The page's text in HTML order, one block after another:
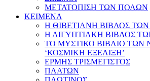
ΜΕΤΑΤΟΠΙΣΗ ΤΩΝ ΠΟΛΩΝ
ΚΕΙΜΕΝΑ
Η ΘΙΒΕΤΙΑΝΗ ΒΙΒΛΟΣ
Η ΑΙΓΥΠΤΙΑΚΗ ΒΙΒΛΟΣ
ΤΟ ΜΥΣΤΙΚΟ ΒΙΒΛΙΟ ΤΩΝ
‘ΚΟΣΜΙΚΗ ΕΞΕΛΙΞΗ’
ΕΡΜΗΣ ΤΡΙΣΜΕΓΙΣΤΟΣ
ΠΛΑΤΩΝ